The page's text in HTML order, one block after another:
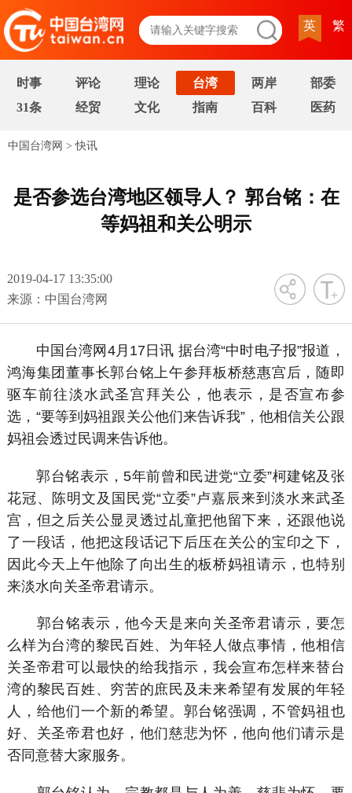
英 繁
时事 评论 理论 台湾 两岸
部委
31条
经贸 文化 指南 百科 医药
中国台湾网 >快讯
是否参选台湾地区领导人？ 郭台铭：在
等妈祖和关公明示
2019-04-17 13:35:00
来源：中国台湾网
字号
中国台湾网4月17日讯 据台湾“中时电子报”报道，
鸿海集团董事长郭台铭上午参拜板桥慈惠宫后，随即
驱车前往淡水武圣宫拜关公，他表示，是否宣布参
选，“要等到妈祖跟关公他们来告诉我”，他相信关公跟
妈祖会透过民调来告诉他。
郭台铭表示，5年前曾和民进党“立委”柯建铭及张
花冠、陈明文及国民党“立委”卢嘉辰来到淡水来武圣
宫，但之后关公显灵透过乩童把他留下来，还跟他说
了一段话，他把这段话记下后压在关公的宝印之下，
因此今天上午他除了向出生的板桥妈祖请示，也特别
来淡水向关圣帝君请示。
郭台铭表示，他今天是来向关圣帝君请示，要怎
么样为台湾的黎民百姓、为年轻人做点事情，他相信
关圣帝君可以最快的给我指示，我会宣布怎样来替台
湾的黎民百姓、穷苦的庶民及未来希望有发展的年轻
人，给他们一个新的希望。郭台铭强调，不管妈祖也
好、关圣帝君也好，他们慈悲为怀，他向他们请示是
否同意替大家服务。